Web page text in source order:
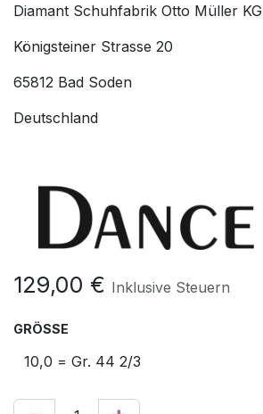
Diamant Schuhfabrik Otto Müller KG
Königsteiner Strasse 20
65812 Bad Soden
Deutschland
129,00 € Inklusive Steuern
GRÖSSE